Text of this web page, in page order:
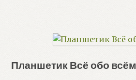
Планшетик Всё обо всём